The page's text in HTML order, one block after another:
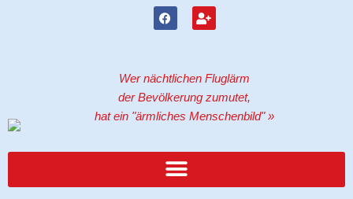
F
a
o
k
U
s
u
s
Wer nächtlichen Fluglärm
der Bevölkerung zumutet,
hat ein "ärmliches Menschenbild" »